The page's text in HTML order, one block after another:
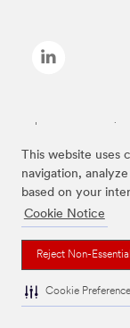
This website uses
navigation,
based on your
Cookie Notice
Reject Non-
Cookie
Las marcas